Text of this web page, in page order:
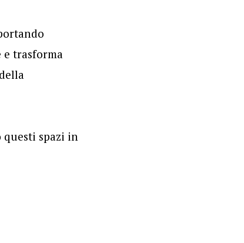
trasforma
questi spazi in